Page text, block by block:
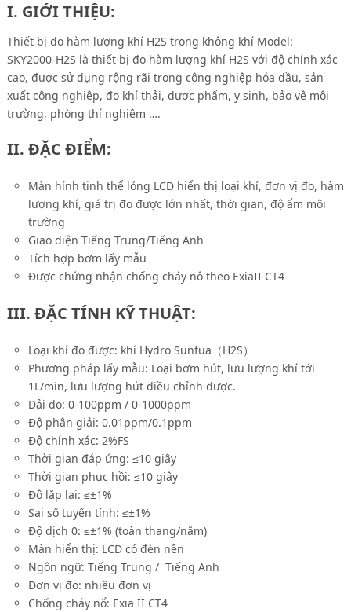
I. GIỚI THIỆU:
Thiết bị đo hàm lượng khí H2S trong không khí Model:
SKY2000-H2S là thiết bị đo hàm lượng khí H2S với độ chính xác
cao, được sử dụng rộng rãi trong công nghiệp hóa dầu, sản
xuất công nghiệp, đo khí thải, dược phẩm, y sinh, bảo vệ môi
trường, phòng thí nghiệm ….
II. ĐẶC ĐIỂM:
Màn hỉnh tinh thể lỏng LCD hiển thị loại khí, đơn vị đo, hàm
lượng khí, giá trị đo được lớn nhất, thời gian, độ ẩm môi
trường
Giao diện Tiếng Trung/Tiếng Anh
Tích hợp bơm lấy mẫu
Được chứng nhận chống cháy nô theo ExiaII CT4
III. ĐẶC TÍNH KỸ THUẬT:
Loại khí đo được: khí Hydro Sunfua（H2S）
Phương pháp lấy mẫu: Loại bơm hút, lưu lượng khí tới
1L/min, lưu lượng hút điều chỉnh được.
Dải đo: 0-100ppm / 0-1000ppm
Độ phân giải: 0.01ppm/0.1ppm
Độ chính xác: 2%FS
Thời gian đáp ứng: ≤10 giây
Thời gian phục hồi: ≤10 giây
Độ lặp lại: ≤±1%
Sai số tuyến tính: ≤±1%
Độ dịch 0: ≤±1% (toàn thang/năm)
Màn hiển thị: LCD có đèn nền
Ngôn ngữ: Tiếng Trung / Tiếng Anh
Đơn vị đo: nhiều đơn vị
Chống cháy nổ: Exia II CT4